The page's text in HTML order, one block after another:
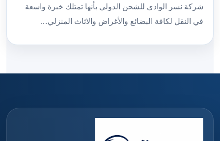
شركة نسر الوادي للشحن الدولي بأنها تمتلك خبرة واسعة
في النقل لكافة البضائع والأغراض والاثاث المنزلي…